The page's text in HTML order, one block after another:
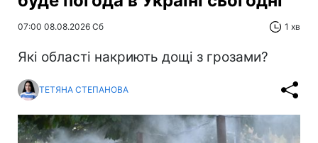
07:00 08.08.2026 Сб 1 хв
Які області накриють дощі з грозами?
ТЕТЯНА СТЕПАНОВА